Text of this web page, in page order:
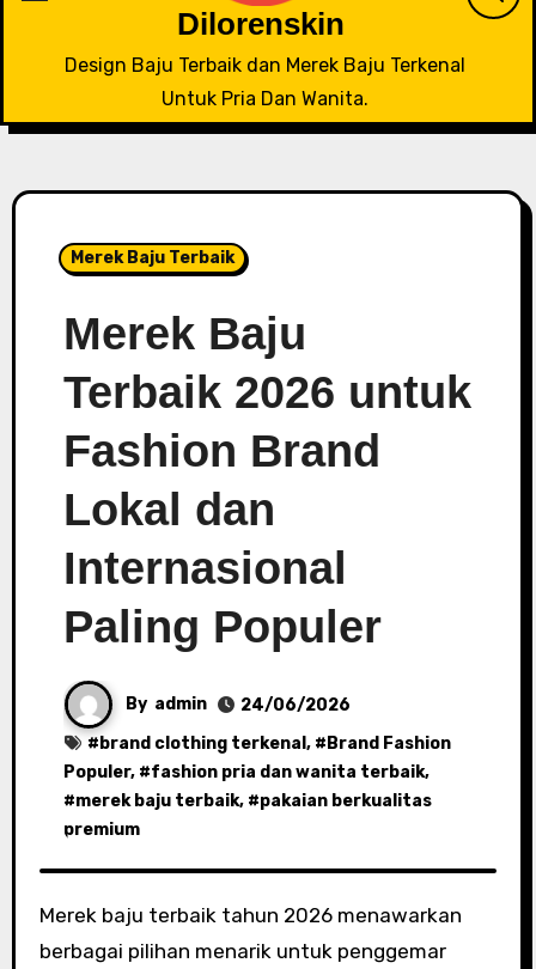
Dilorenskin
Design Baju Terbaik dan Merek Baju Terkenal
Untuk Pria Dan Wanita.
Merek Baju Terbaik
Merek Baju
Terbaik 2026 untuk
Fashion Brand
Lokal dan
Internasional
Paling Populer
By admin
24/06/2026
# brand clothing terkenal , # Brand Fashion
Populer, #fashion pria dan wanita terbaik,
#merek baju terbaik, #pakaian berkualitas
premium
Merek baju terbaik tahun 2026 menawarkan
berbagai pilihan menarik untuk penggemar